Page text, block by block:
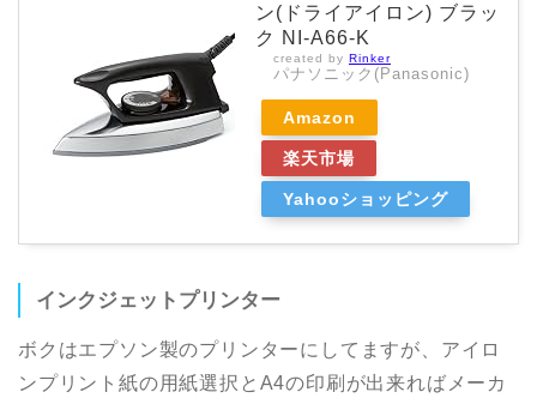
ン(ドライアイロン) ブラッ
ク NI-A66-K
created by Rinker
パナソニック(Panasonic)
Amazon
楽天市場
Yahooショッピング
インクジェットプリンター
ボクはエプソン製のプリンターにしてますが、アイロ
ンプリント紙の用紙選択とA4の印刷が出来ればメーカ